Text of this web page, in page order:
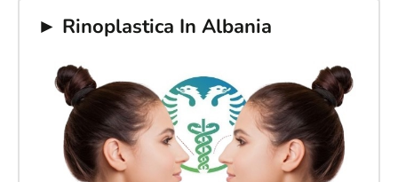
► Rinoplastica In Albania